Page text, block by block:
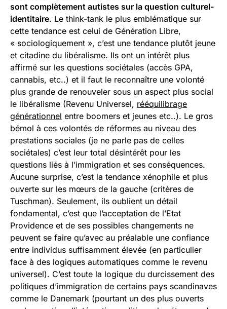
sont complètement autistes sur la question culturel-
identitaire. Le think-tank le plus emblématique sur
cette tendance est celui de Génération Libre,
« sociologiquement », c’est une tendance plutôt jeune
et citadine du libéralisme. Ils ont un intérêt plus
affirmé sur les questions sociétales (accès GPA,
cannabis, etc..) et il faut le reconnaître une volonté
plus grande de renouveler sous un aspect plus social
le libéralisme (Revenu Universel, rééquilibrage
générationnel entre boomers et jeunes etc..). Le gros
bémol à ces volontés de réformes au niveau des
prestations sociales (je ne parle pas de celles
sociétales) c’est leur total désintérêt pour les
questions liés à l’immigration et ses conséquences.
Aucune surprise, c’est la tendance xénophile et plus
ouverte sur les mœurs de la gauche (critères de
Tuschman). Seulement, ils oublient un détail
fondamental, c’est que l’acceptation de l’Etat
Providence et de ses possibles changements ne
peuvent se faire qu’avec au préalable une confiance
entre individus suffisamment élevée (en particulier
face à des logiques automatiques comme le revenu
universel). C’est toute la logique du durcissement des
politiques d’immigration de certains pays scandinaves
comme le Danemark (pourtant un des plus ouverts